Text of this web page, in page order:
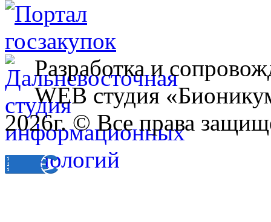
Разработка и
WEB студия
2026г. © Все права